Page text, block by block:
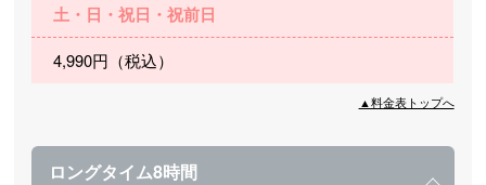
土・日・祝日・祝前日
4,990円（税込）
▲料金表トップへ
ロングタイム8時間